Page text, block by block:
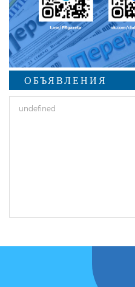
ОБЪЯВЛЕНИЯ
undefined